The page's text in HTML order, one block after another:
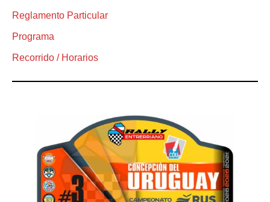
Reglamento Particular
Programa
Recorrido / Horarios